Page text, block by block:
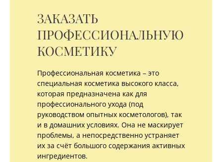
ЗАКАЗАТЬ
ПРОФЕССИОНАЛЬНУЮ
КОСМЕТИКУ
Профессиональная косметика – это
специальная косметика высокого класса,
которая предназначена как для
профессионального ухода (под
руководством опытных косметологов), так
и в домашних условиях. Она не маскирует
проблемы, а непосредственно устраняет
их за счёт большого содержания активных
ингредиентов.